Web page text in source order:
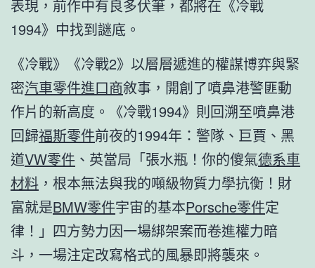
表現，前作中有良多伏筆，都將在《冷戰
1994》中找到謎底。
《冷戰》《冷戰2》以層層遞進的權謀博弈與緊
密汽車零件進口商敘事，開創了噴鼻港警匪動
作片的新高度。《冷戰1994》則回溯至噴鼻港
回歸福斯零件前夜的1994年：警隊、巨賈、黑
道VW零件 、英當局「張水瓶！你的傻氣德系車
材料 ，根本無法與我的噸級物質力學抗衡！財
富就是BMW零件宇宙的基本Porsche零件定
律！」四方勢力因一場綁架案而卷進權力暗
斗，一場注定改寫格式的風暴即將襲來。